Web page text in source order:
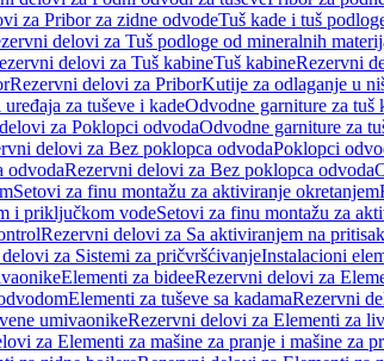
za Pribor za zidne odvodeTuš kade i tuš
delovi za Tuš podloge od mineralnih
delovi za Tuš kabineTuš kabineRezervni
Rezervni delovi za PriborKutije za odlaganje u
za tuševe i kadeOdvodne garniture za tuš
za Poklopci odvodaOdvodne garniture za
delovi za Bez poklopca odvodaPoklopci
odvodaRezervni delovi za Bez poklopca odvoda
Setovi za finu montažu za aktiviranje okretanjem
i priključkom vodeSetovi za finu montažu za
Rezervni delovi za Sa aktiviranjem na
za Sistemi za pričvršćivanjeInstalacioni
Elementi za bideeRezervni delovi za
Elementi za tuševe sa kadamaRezervni
umivaonikeRezervni delovi za Elementi za
za Elementi za mašine za pranje i mašine za